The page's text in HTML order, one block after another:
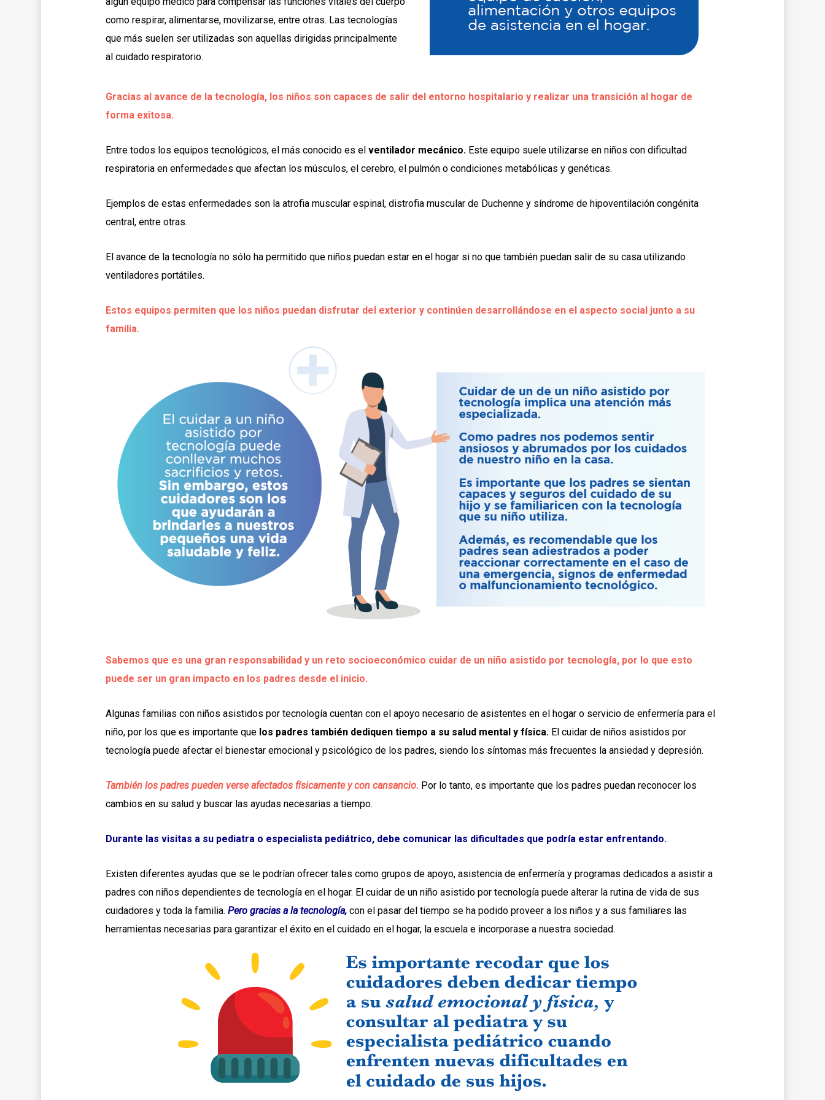
como respirar, alimentarse, movilizarse, entre otras. Las tecnologías
que más suelen ser utilizadas son aquellas dirigidas principalmente
al cuidado respiratorio.
Gracias al avance de la tecnología, los niños son capaces de salir del entorno hospitalario y realizar una transición al hogar de
forma exitosa.
Entre todos los equipos tecnológicos, el más conocido es el ventilador mecánico. Este equipo suele utilizarse en niños con dificultad
respiratoria en enfermedades que afectan los músculos, el cerebro, el pulmón o condiciones metabólicas y genéticas.
Ejemplos de estas enfermedades son la atrofia muscular espinal, distrofia muscular de Duchenne y síndrome de hipoventilación congénita
central, entre otras.
El avance de la tecnología no sólo ha permitido que niños puedan estar en el hogar si no que también puedan salir de su casa utilizando
ventiladores portátiles.
Estos equipos permiten que los niños puedan disfrutar del exterior y continúen desarrollándose en el aspecto social junto a su
familia.
Sabemos que es una gran responsabilidad y un reto socioeconómico cuidar de un niño asistido por tecnología, por lo que esto
puede ser un gran impacto en los padres desde el inicio.
Algunas familias con niños asistidos por tecnología cuentan con el apoyo necesario de asistentes en el hogar o servicio de enfermería para el
niño, por los que es importante que los padres también dediquen tiempo a su salud mental y física. El cuidar de niños asistidos por
tecnología puede afectar el bienestar emocional y psicológico de los padres, siendo los síntomas más frecuentes la ansiedad y depresión.
También los padres pueden verse afectados físicamente y con cansancio. Por lo tanto, es importante que los padres puedan reconocer los
cambios en su salud y buscar las ayudas necesarias a tiempo.
Durante las visitas a su pediatra o especialista pediátrico, debe comunicar las dificultades que podría estar enfrentando.
Existen diferentes ayudas que se le podrían ofrecer tales como grupos de apoyo, asistencia de enfermería y programas dedicados a asistir a
padres con niños dependientes de tecnología en el hogar. El cuidar de un niño asistido por tecnología puede alterar la rutina de vida de sus
cuidadores y toda la familia. Pero gracias a la tecnología, con el pasar del tiempo se ha podido proveer a los niños y a sus familiares las
herramientas necesarias para garantizar el éxito en el cuidado en el hogar, la escuela e incorporase a nuestra sociedad.